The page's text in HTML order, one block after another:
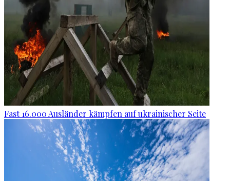
Fast 16.000 Ausländer kämpfen auf ukrainischer Seite